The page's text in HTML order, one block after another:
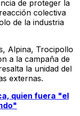
de proteger la
colectiva
de la industria
Alpina, Trocipollo
a la campaña de
la unidad del
externas.
quien fuera "el